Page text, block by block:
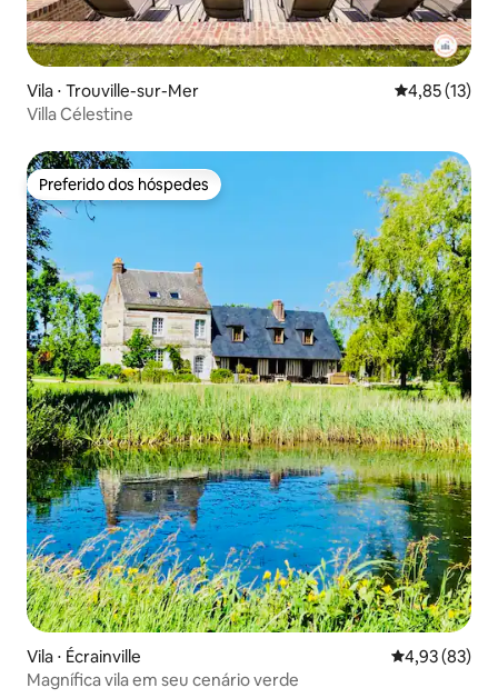
Vila ⋅ Trouville-sur-Mer 4,85 de uma
4,85 (13)
Villa Célestine
Preferido dos hóspedes
Preferido dos hóspedes
Vila ⋅ Écrainville 4,93 de uma
4,93 (83)
Magnífica vila em seu cenário verde